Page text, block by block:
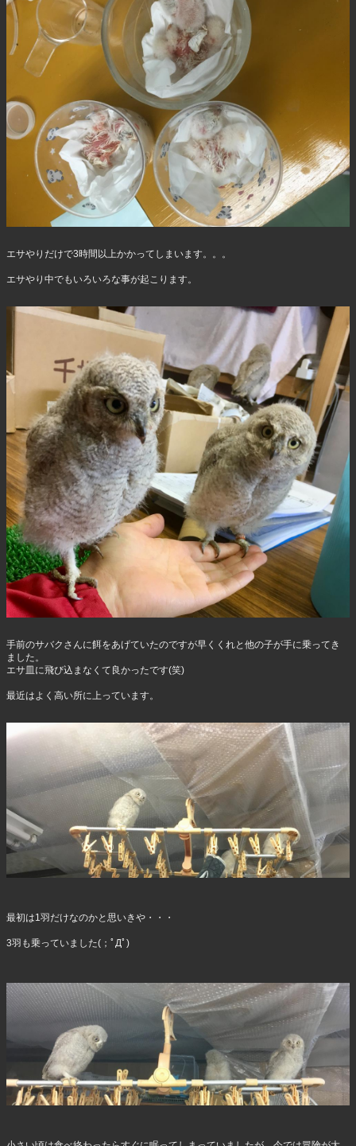
エサやりだけで3時間以上かかってしまいます。。。
エサやり中でもいろいろな事が起こります。
手前のサバクさんに餌をあげていたのですが早くくれと他の子が手に乗ってき
ました。
エサ皿に飛び込まなくて良かったです(笑)
最近はよく高い所に上っています。
最初は1羽だけなのかと思いきや・・・
3羽も乗っていました(；ﾟДﾟ)